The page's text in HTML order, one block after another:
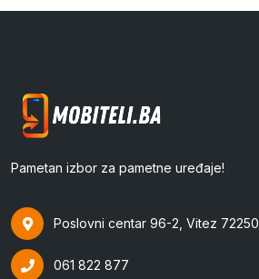
Pametan izbor za pametne uređaje!
Poslovni centar 96-2, Vitez 72250
061 822 877